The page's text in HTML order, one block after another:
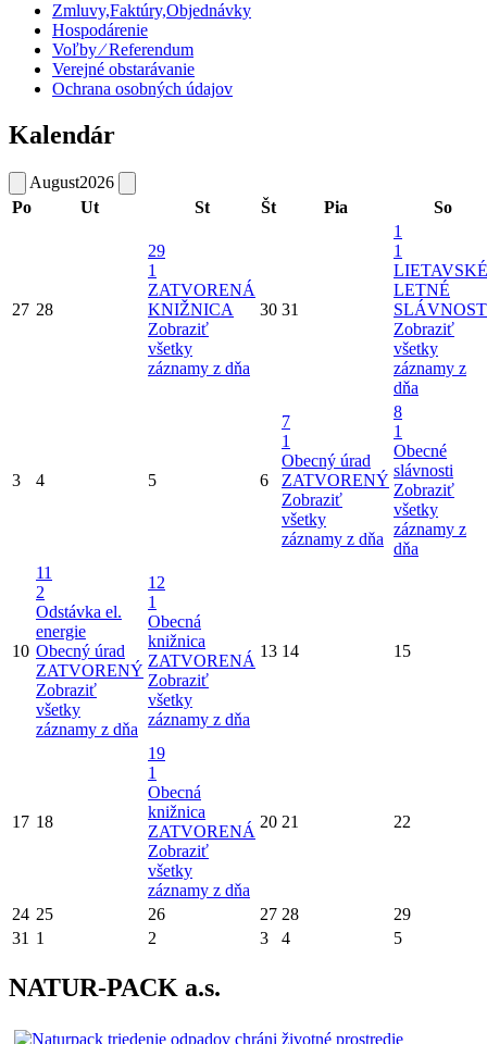
Zmluvy,Faktúry,Objednávky
Hospodárenie
Voľby ⁄ Referendum
Verejné obstarávanie
Ochrana osobných údajov
Kalendár
August2026
Po
Ut St Št Pia So
27 28
29
1
ZATVORENÁ
KNIŽNICA
Zobraziť
všetky
záznamy z dňa
30 31
1
1
LIETAVSKÉ
LETNÉ
Zobraziť
všetky
záznamy z
dňa
3 4 5 6
7
1
Obecný úrad
ZATVORENÝ
Zobraziť
všetky
záznamy z dňa
8
1
Obecné
slávnosti
Zobraziť
všetky
záznamy z
dňa
10
11
2
Odstávka el.
energie
Obecný úrad
ZATVORENÝ
Zobraziť
všetky
záznamy z dňa
12
1
Obecná
knižnica
ZATVORENÁ
Zobraziť
všetky
záznamy z dňa
13 14 15
17 18
19
1
Obecná
knižnica
ZATVORENÁ
Zobraziť
všetky
záznamy z dňa
20 21 22
24 25 26 27 28
29
31 1 2 3 4 5
NATUR-PACK a.s.